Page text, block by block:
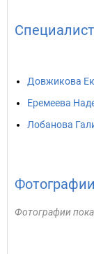
Довжикова
Еремеева
Лобанова
Фотографии
Фотографии